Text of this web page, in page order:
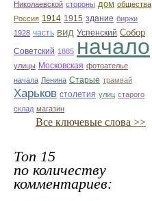
Николаевской стороны дом общества
Россия 1914 1915 здание биржи
1928 часть вид Успенский Собор
Советский 1885 начало
улицы Московская фотоателье
начала Ленина Старые трамвай
Харьков столетия улиц старого
склад магазин
Все ключевые слова >>
Топ 15
по количеству
комментариев: